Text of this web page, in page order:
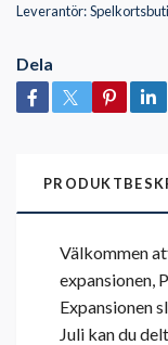
Leverantör:
Dela
Välkommen
expansionen,
Expansionen
Juli kan du